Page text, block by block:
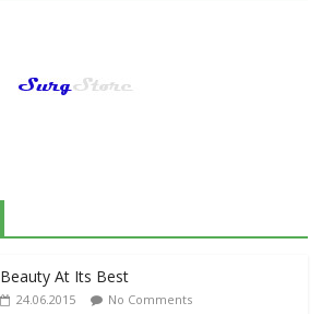
Beauty At Its Best
24.06.2015 No Comments